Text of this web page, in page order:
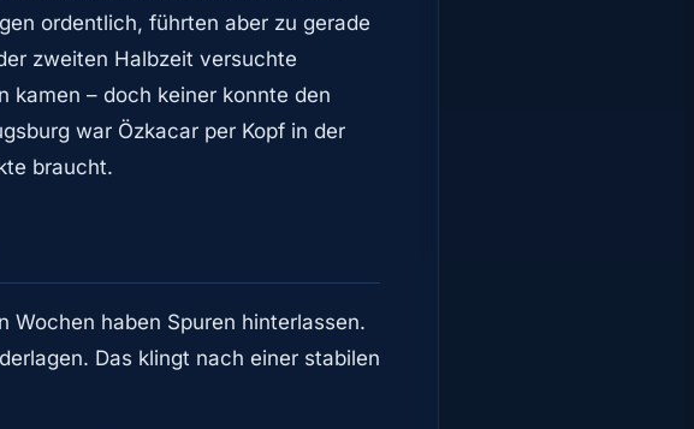
ordentlich, führten aber zu gerade
zweiten Halbzeit versuchte
kamen – doch keiner konnte den
war Özkacar per Kopf in der
braucht.
Wochen haben Spuren hinterlassen.
Das klingt nach einer stabilen